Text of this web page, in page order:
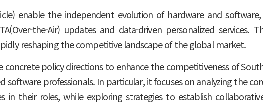
enable the independent evolution of hardware and
the-Air) updates and data-driven personalized services.
reshaping the competitive landscape of the global market.
policy directions to enhance the competitiveness of
software professionals. In particular, it focuses on analyzing the
in their roles, while exploring strategies to establish